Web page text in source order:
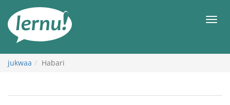
maudhui
jukwaa Habari